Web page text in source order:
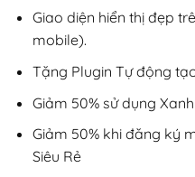
Giao diện hiển thị đẹp
mobile).
Tặng Plugin Tự động
Giảm 50% sử dụng
Giảm 50% khi đăng ký
Siêu Rẻ